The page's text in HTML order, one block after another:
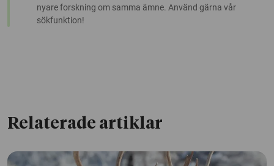
nyare forskning om samma ämne. Använd gärna vår
sökfunktion!
Relaterade artiklar